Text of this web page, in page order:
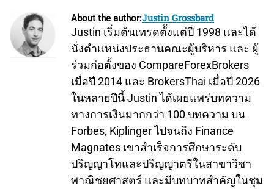
About the author:Justin Grossbard
Justin เริ่มต้นเทรดตั้งแต่ปี 1998 และได้
นั่งตำแหน่งประธานคณะผู้บริหาร และ ผู้
ร่วมก่อตั้งของ CompareForexBrokers
เมื่อปี 2014 และ BrokersThai เมื่อปี 2026
ในหลายปีนี้ Justin ได้เผยแพร่บทความ
ทางการเงินมากกว่า 100 บทความ บน
Forbes, Kiplinger ไปจนถึง Finance
Magnates เขาสำเร็จการศึกษาระดับ
ปริญญาโทและปริญญาตรีในสาขาวิชา
พาณิชยศาสตร์ และมีบทบาทสำคัญในชุม